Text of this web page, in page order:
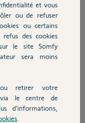
et vous
ou de refuser
ou certains
refus des cookies
le site Somfy
sera moins
retirer votre
le centre de
d’informations,